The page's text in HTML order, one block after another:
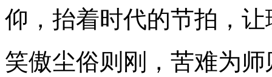
仰，抬着时代的节拍，
笑傲尘俗则刚，苦难为